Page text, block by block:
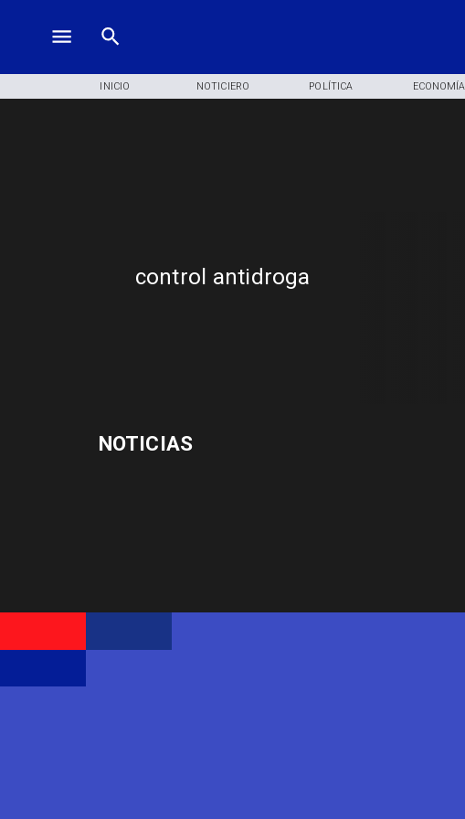
INICIO NOTICIERO POLÍTICA ECONOMÍA
control antidroga
NOTICIAS